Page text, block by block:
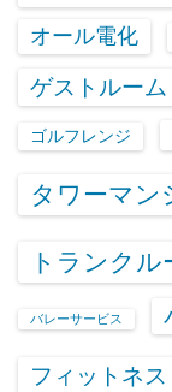
オール電化
ゲストルーム
ゴルフレンジ
タワーマン
トランクル
バレーサービス
フィットネス